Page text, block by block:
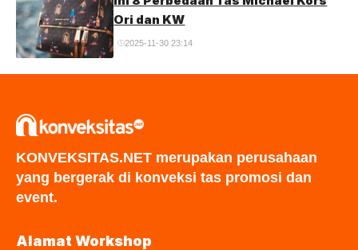
Ori dan KW
2025-11-30 23:14
KONVEKSITAS.NET merupakan perusahaan
yang bergerak di konveksi tas promosi dan
event.
Alamat Workshop